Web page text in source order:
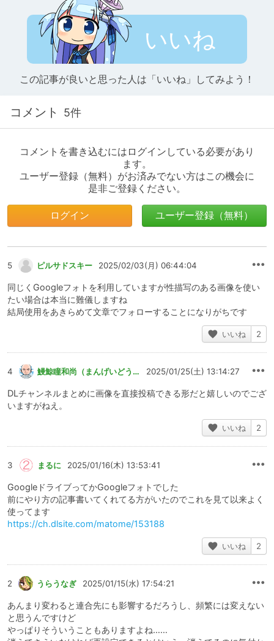
いいね
この記事が良いと思った人は「いいね」してみよう！
コメント 5件
コメントを書き込むにはログインしている必要があり
ます。
ユーザー登録（無料）がお済みでない方はこの機会に
是非ご登録ください。
ログイン ユーザー登録（無料）
5 ピルサドスキー 2025/02/03(月) 06:44:04
同じくGoogleフォトを利用していますが性描写のある画像を使い
たい場合は本当に難儀しますね
結局使用をあきらめて文章でフォローすることになりがちです
いいね 2
4 鰻鯨瞳和尚（まんげいどうかずなお） 2025/01/25(土) 13:14:27
DLチャンネルまとめに画像を直接投稿できる形だと嬉しいのでござ
いますがねえ。
いいね 2
3 まるに 2025/01/16(木) 13:53:41
GoogleドライブってかGoogleフォトでした
前にやり方の記事書いてくれてる方がいたのでこれを見て以来よく
使ってます
https://ch.dlsite.com/matome/153188
いいね 2
2 うらうなぎ 2025/01/15(水) 17:54:21
あんまり変わると連合先にも影響するだろうし、頻繁には変えない
と思うんですけど
やっぱりそういうこともありますよね……